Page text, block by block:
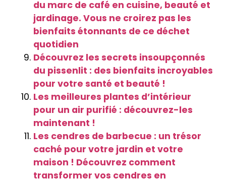
du marc de café en cuisine, beauté et
jardinage. Vous ne croirez pas les
bienfaits étonnants de ce déchet
quotidien
Découvrez les secrets insoupçonnés
du pissenlit : des bienfaits incroyables
pour votre santé et beauté !
Les meilleures plantes d’intérieur
pour un air purifié : découvrez-les
maintenant !
Les cendres de barbecue : un trésor
caché pour votre jardin et votre
maison ! Découvrez comment
transformer vos cendres en